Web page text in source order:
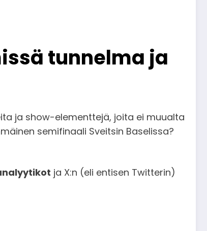
tunnelma ja
ja show-elementtejä, joita ei muualta
semifinaali Sveitsin Baselissa?
ja X:n (eli entisen Twitterin)